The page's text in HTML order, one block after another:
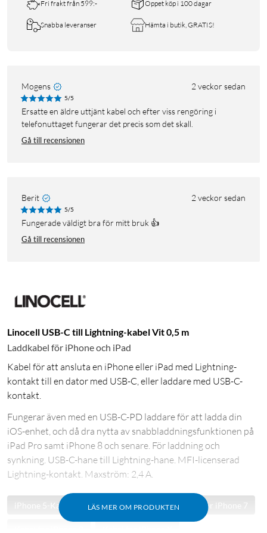
Fri frakt från 599:- Öppet köp i 100 dagar
Snabba leveranser Hämta i butik, GRATIS!
Mogens 2 veckor sedan
5/5
Ersatte en äldre uttjänt kabel och efter viss rengöring i
telefonuttaget fungerar det precis som det skall.
Gå till recensionen
Berit 2 veckor sedan
5/5
Fungerade väldigt bra för mitt bruk 👍
Gå till recensionen
Linocell USB-C till Lightning-kabel Vit 0,5 m
Laddkabel för iPhone och iPad
Kabel för att ansluta en iPhone eller iPad med Lightning-
kontakt till en dator med USB-C, eller laddare med USB-C-
kontakt.
LÄS MER OM PRODUKTEN
Fungerar även med en USB-C-PD laddare för att ladda din
iOS-enhet, och då dra nytta av snabbladdningsfunktionen på
iPad Pro samt iPhone 8 och senare. För laddning och
synkning. USB-C-hane till Lightning-hane. MFI-licenserad
Lightning-kontakt. Maxström: 2,4 A.
iPhone 5-Kabel Kabel för iPhone 6 Kabel för iPhone 7